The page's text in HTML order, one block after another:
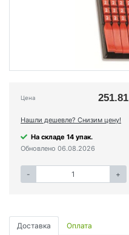
Цена 251.81
Нашли дешевле? Снизим цену!
На складе 14 упак.
Обновлено 06.08.2026
- +
Доставка Оплата